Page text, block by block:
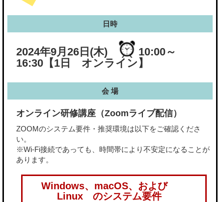
日時
2024年9月26日(木)
10:00～
16:30 【1日 オンライン】
会 場
オンライン研修講座（Zoomライブ配信）
ZOOMのシステム要件・推奨環境は以下をご確認くださ
い。
※Wi-Fi接続であっても、時間帯により不安定になることが
あります。
Windows、macOS、および
Linux のシステム要件